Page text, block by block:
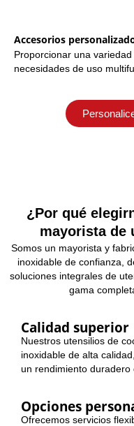
Accesorios
Proporcionar una
necesidades de uso
¿Por qué
mayorista de
Somos un mayorista y
inoxidable de confianza,
soluciones integrales de
gama
Calidad superior
Nuestros utensilios de
inoxidable de alta
un rendimiento duradero
Opciones
Ofrecemos servicios